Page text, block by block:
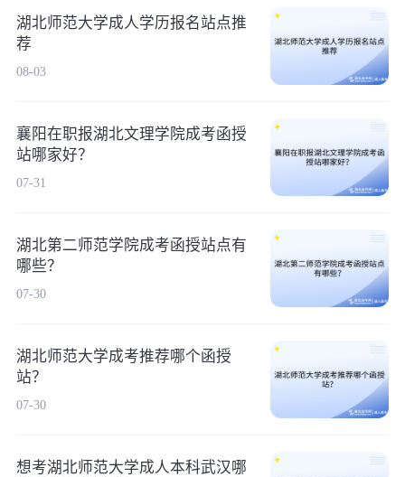
湖北师范大学成人学历报名站点推
荐
08-03
襄阳在职报湖北文理学院成考函授
站哪家好？
07-31
湖北第二师范学院成考函授站点有
哪些？
07-30
湖北师范大学成考推荐哪个函授
站？
07-30
想考湖北师范大学成人本科武汉哪